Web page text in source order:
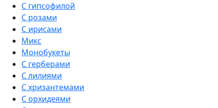
С гипсофилой
С розами
С ирисами
Микс
Монобукеты
С герберами
С лилиями
С хризантемами
С орхидеями